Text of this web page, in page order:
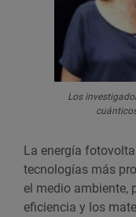
Los
La energía
tecnologías más
el medio ambiente,
eficiencia y los